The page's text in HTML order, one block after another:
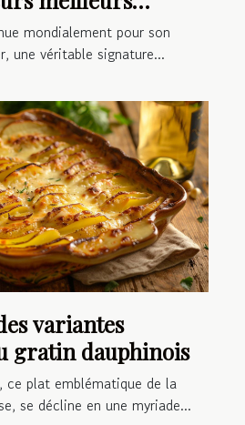
mondialement pour son
une véritable signature...
variantes
gratin dauphinois
ce plat emblématique de la
se décline en une myriade...